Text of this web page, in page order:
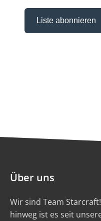
Über uns
Wir sind Team
hinweg ist es seit